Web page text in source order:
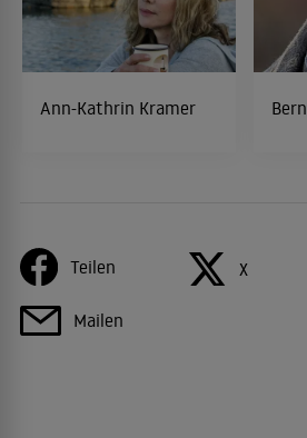
Ann-Kathrin Kramer
Teilen X
Mailen